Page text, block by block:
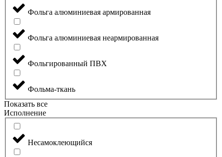
Фольга алюминиевая армированная
Фольга алюминиевая неармированная
Фольгированный ПВХ
Фольма-ткань
Показать все
Исполнение
Несамоклеющийся